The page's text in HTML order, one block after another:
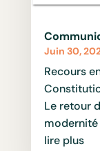
Juin 30,
Recours
Le retour
modernité
lire plus